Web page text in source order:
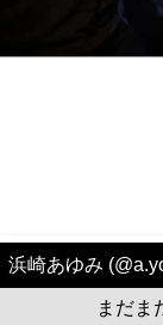
浜崎あゆみ
まだま